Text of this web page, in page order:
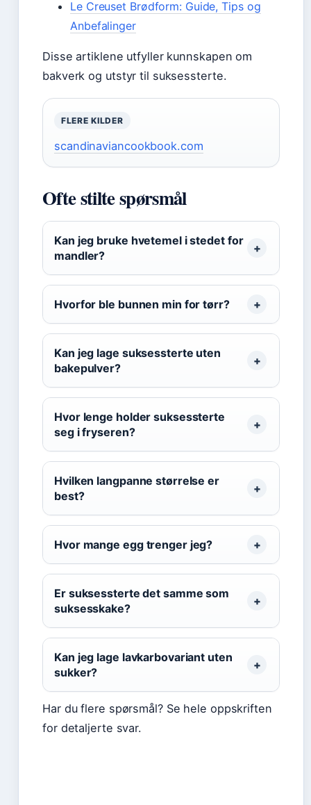
Le Creuset Brødform: Guide, Tips og
Anbefalinger
Disse artiklene utfyller kunnskapen om
bakverk og utstyr til suksessterte.
FLERE KILDER
scandinaviancookbook.com
Ofte stilte spørsmål
Kan jeg bruke hvetemel i stedet for
mandler?
Hvorfor ble bunnen min for tørr?
Kan jeg lage suksessterte uten
bakepulver?
Hvor lenge holder suksessterte
seg i fryseren?
Hvilken langpanne størrelse er
best?
Hvor mange egg trenger jeg?
Er suksessterte det samme som
suksesskake?
Kan jeg lage lavkarbovariant uten
sukker?
Har du flere spørsmål? Se hele oppskriften
for detaljerte svar.